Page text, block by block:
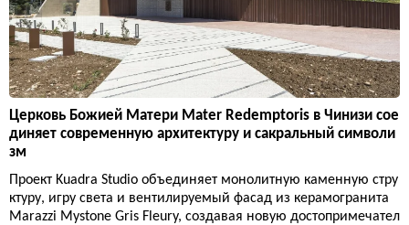
Церковь Божией Матери Mater Redemptoris в Чинизи сое
диняет современную архитектуру и сакральный символи
зм
Проект Kuadra Studio объединяет монолитную каменную стру
ктуру, игру света и вентилируемый фасад из керамогранита
Marazzi Mystone Gris Fleury, создавая новую достопримечател